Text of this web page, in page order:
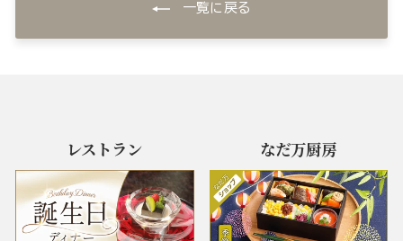
一覧に戻る
レストラン なだ万厨房